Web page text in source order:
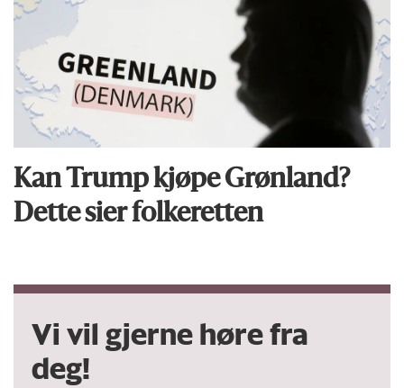
Kan Trump kjøpe Grønland?
Dette sier folkeretten
Vi vil gjerne høre fra
deg!